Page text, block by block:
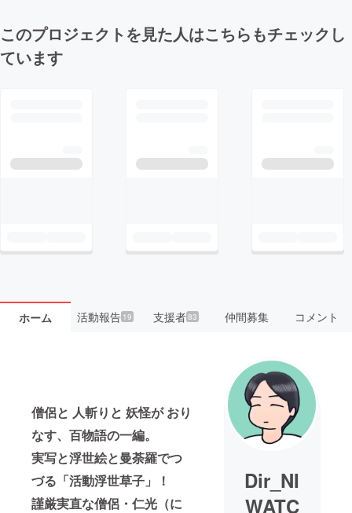
このプロジェクトを見た人はこちらもチェックし
ています
ホーム 活動報告19 支援者83 仲間募集 コメント
僧侶と 人斬りと 妖怪が おり
なす、百物語の一編。
実写と浮世絵と曼荼羅でつ
づる「活動浮世草子」！
謹厳実直な僧侶・仁光（に
Dir_NI
WATC